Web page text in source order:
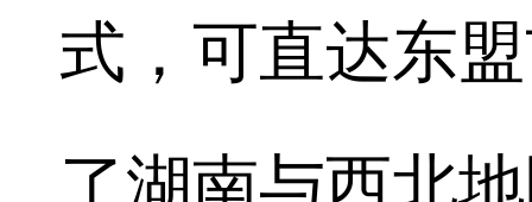
式，可直达东
了湖南与西北